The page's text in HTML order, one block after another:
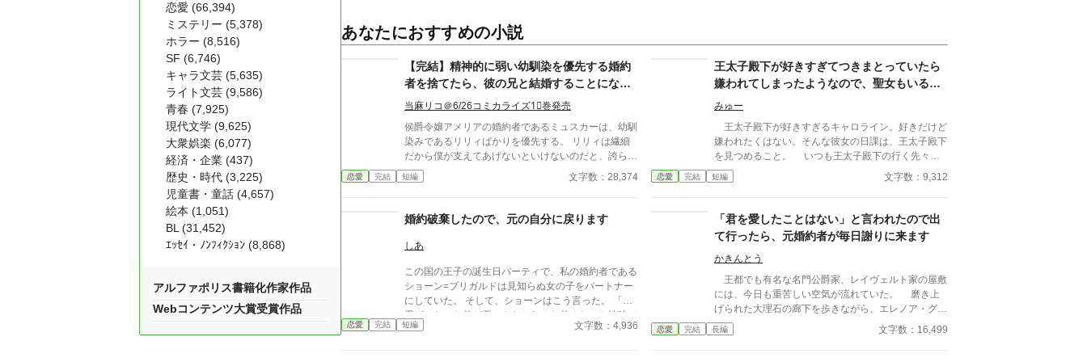
あなたにおすすめの小説
【完結】精神的に弱い幼馴染を優先する婚約
者を捨てたら、彼の兄と結婚することになり
ました
当麻リコ＠6/26コミカライズ1⃣巻発売
侯爵令嬢アメリアの婚約者であるミュスカーは、幼馴
染みであるリリィばかりを優先する。 リリィは繊細
だから僕が支えてあげないといけないのだと、誇らし
そうに。 結婚を間近に控え、アメリアは不安だっ
た。 指輪選びや衣装決めにはじまり、結婚に関する
の呼び出しに応じて行ってしまう。 そんな彼を見続
けて、とうとうアメリアは彼との結婚生活を諦めた。
けれど正式に婚約の解消を求めてミュスカーの父親に
まう。 仕方なく保留を承知した一ヵ月後、国外視察
で家を空けていたミュスカーの兄、アーロンが帰って
きてアメリアにこう告げた。 「必ず幸せにすると約
束する。どうか俺と結婚して欲しい」 ずっと好き
で、けれど他に好きな女性がいるからと諦めていたア
恋愛 完結 短編 文字数：28,374
王太子殿下が好きすぎてつきまとっていたら
嫌われてしまったようなので、聖女もいるこ
とだし悪役令嬢の私は退散することにしまし
みゅー
王太子殿下が好きすぎるキャロライン。好きだけど
嫌われたくはない。そんな彼女の日課は、王太子殿下
を見つめること。 いつも王太子殿下の行く先々に
出没して王太子殿下を見つめていたが、ついにそんな
生活が終わるときが来る。 聖女が現れたのだ。そ
世界に転生していてそこで悪役令嬢だったことを思い
出す。 王太子殿下に嫌われたくはないキャロライ
ンは、王太子殿下の前から姿を消すことにした。そん
恋愛 完結 短編 文字数：9,312
婚約破棄したので、元の自分に戻ります
しあ
この国の王子の誕生日パーティで、私の婚約者である
ショーン=ブリガルドは見知らぬ女の子をパートナー
にしていた。 そして、ショーンはこう言った。 「可
愛げのないお前が悪いんだから！お前みたいな地味で
不細工なやつと結婚なんて悪夢だ！今すぐ婚約を破棄
恋愛 完結 短編 文字数：4,936
「君を愛したことはない」と言われたので出
て行ったら、元婚約者が毎日謝りに来ます
かきんとう
王都でも有名な名門公爵家、レイヴェルト家の屋敷
には、今日も重苦しい空気が流れていた。 磨き上
げられた大理石の廊下を歩きながら、エレノア・グラ
ンシェは静かに息を吐く。 この家に嫁いで、半
年。 正確には、まだ“婚約者”の立場だった。だが周
恋愛 完結 長編 文字数：16,499
恋愛 (66,394)
ミステリー (5,378)
ホラー (8,516)
SF (6,746)
キャラ文芸 (5,635)
ライト文芸 (9,586)
青春 (7,925)
現代文学 (9,625)
大衆娯楽 (6,077)
経済・企業 (437)
歴史・時代 (3,225)
児童書・童話 (4,657)
絵本 (1,051)
BL (31,452)
ｴｯｾｲ・ﾉﾝﾌｨｸｼｮﾝ (8,868)
アルファポリス書籍化作家作品
Webコンテンツ大賞受賞作品